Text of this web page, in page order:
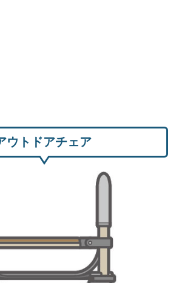
ウトドアチェア